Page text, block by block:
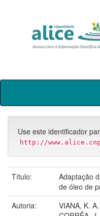
Skip
Use este identificador
http://
Título:
Adaptação
de óleo de
Autoria:
VIANA, K.